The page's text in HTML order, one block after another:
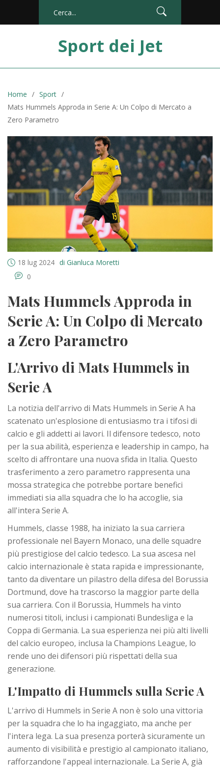
Sport dei Jet
Home
Sport
Mats Hummels Approda in Serie A: Un Colpo di Mercato a
Zero Parametro
18 lug 2024 di Gianluca Moretti
0
Mats Hummels Approda in
Serie A: Un Colpo di Mercato
a Zero Parametro
L'Arrivo di Mats Hummels in
Serie A
La notizia dell'arrivo di Mats Hummels in Serie A ha
scatenato un'esplosione di entusiasmo tra i tifosi di
calcio e gli addetti ai lavori. Il difensore tedesco, noto
per la sua abilità, esperienza e leadership in campo, ha
scelto di affrontare una nuova sfida in Italia. Questo
trasferimento a zero parametro rappresenta una
mossa strategica che potrebbe portare benefici
immediati sia alla squadra che lo ha accoglie, sia
all'intera Serie A.
Hummels, classe 1988, ha iniziato la sua carriera
professionale nel Bayern Monaco, una delle squadre
più prestigiose del calcio tedesco. La sua ascesa nel
calcio internazionale è stata rapida e impressionante,
tanto da diventare un pilastro della difesa del Borussia
Dortmund, dove ha trascorso la maggior parte della
sua carriera. Con il Borussia, Hummels ha vinto
numerosi titoli, inclusi i campionati Bundesliga e la
Coppa di Germania. La sua esperienza nei più alti livelli
del calcio europeo, inclusa la Champions League, lo
rende uno dei difensori più rispettati della sua
generazione.
L'Impatto di Hummels sulla Serie A
L'arrivo di Hummels in Serie A non è solo una vittoria
per la squadra che lo ha ingaggiato, ma anche per
l'intera lega. La sua presenza porterà sicuramente un
aumento di visibilità e prestigio al campionato italiano,
rafforzandone l'appeal internazionale. La Serie A, già